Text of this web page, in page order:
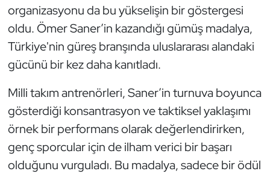
organizasyonu da bu yükselişin bir göstergesi
oldu. Ömer Saner’in kazandığı gümüş madalya,
Türkiye'nin güreş branşında uluslararası alandaki
gücünü bir kez daha kanıtladı.
Milli takım antrenörleri, Saner’in turnuva boyunca
gösterdiği konsantrasyon ve taktiksel yaklaşımı
örnek bir performans olarak değerlendirirken,
genç sporcular için de ilham verici bir başarı
olduğunu vurguladı. Bu madalya, sadece bir ödül
Kempo
Kick Boks
Kürek
Masa Tenisi
Modern Pentatlon
Motor Sporları